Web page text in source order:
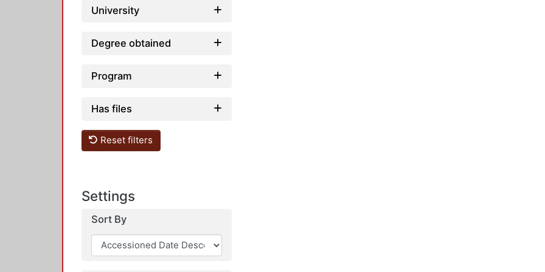
University
Degree obtained
Program
Has files
Reset filters
Settings
Sort By